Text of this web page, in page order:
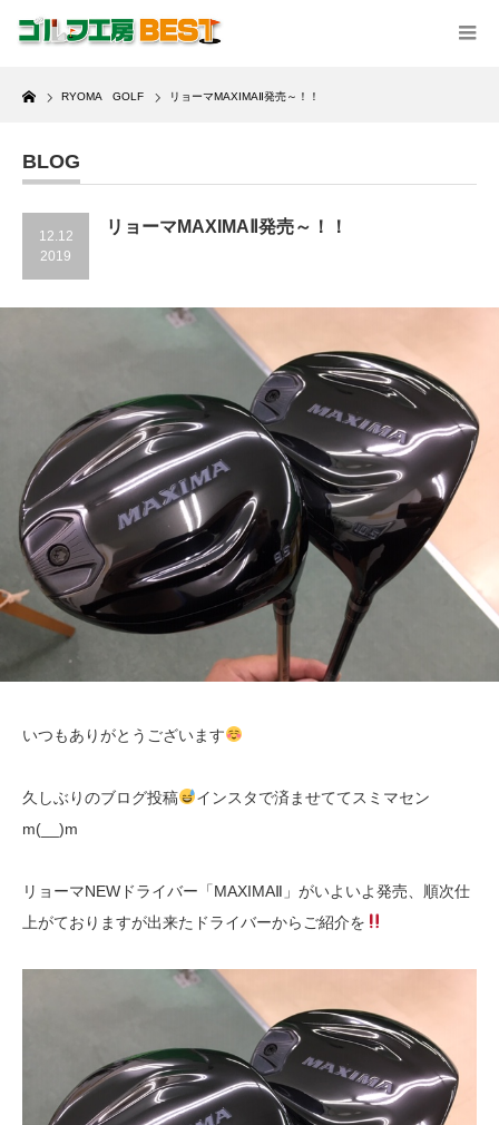
Home
RYOMA GOLF リョーマMAXIMAⅡ発売～！！
BLOG
12.12
2019
リョーマMAXIMAⅡ発売～！！
いつもありがとうございます
久しぶりのブログ投稿
インスタで済ませててスミマセン
m(__)m
リョーマNEWドライバー「MAXIMAⅡ」がいよいよ発売、順次仕
上がておりますが出来たドライバーからご紹介を